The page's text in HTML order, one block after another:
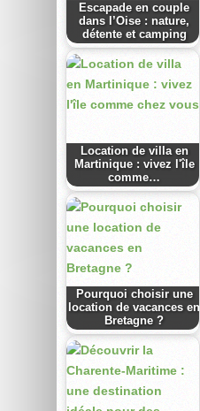
Escapade en couple
dans l’Oise : nature,
détente et camping
Location de villa en
Martinique : vivez l'île
comme…
Pourquoi choisir une
location de vacances en
Bretagne ?